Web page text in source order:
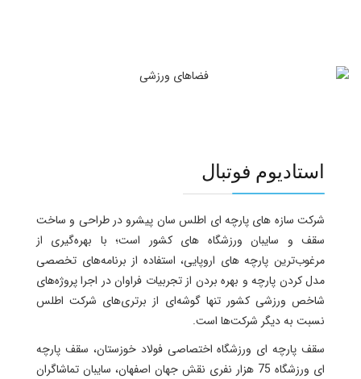
استادیوم فوتبال
شرکت سازه های پارچه ای اطلس سان پیشرو در طراحی و ساخت
سقف و سایبان ورزشگاه های کشور است؛ با بهره‌گیری از
مرغوب‌ترین پارچه های اروپایی، استفاده از برنامه‌های تخصصی
مدل کردن پارچه و بهره بردن از تجربیات فراوان در اجرا پروژه‌های
شاخص ورزشی کشور تنها گوشه‌ای از برتری‌های شرکت اطلس
نسبت به دیگر شرکت‌ها است.
سقف پارچه ای ورزشگاه اختصاصی فولاد خوزستان، سقف پارچه
ای ورزشگاه 75 هزار نفری نقش جهان اصفهان، سایبان تماشاگران